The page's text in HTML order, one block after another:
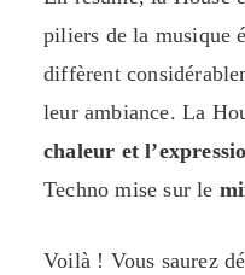
piliers de la musique
diffèrent
leur ambiance. La
chaleur et
Techno mise sur le
Voilà ! Vous saurez